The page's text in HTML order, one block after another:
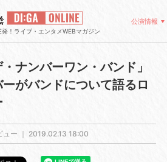
発！ライブ・エンタメWEBマガジン
公演情報
ナンバーワン・バンド」
がバンドについて語るロ
ー ｜ 2019.02.13 18:00